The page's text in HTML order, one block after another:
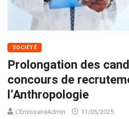
SOCIÉTÉ
Prolongation des
concours de
l’Anthropologie
L'EmissaireAdmin 11/05/2025